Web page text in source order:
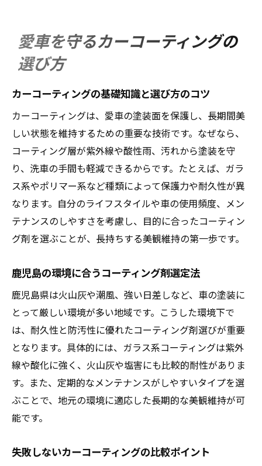
手洗い洗車とカーコーティングの最適な関
係
法
塗料の違いで変わる輝きと耐久性
塗料の種類ごとのカーコーティング効果解
説
耐久性に差が出る塗料選びの重要ポイント
輝きを長く保つための塗料比較と選択法
プロが教える塗料とコーティングの相性
カーコーティングに適した塗料の見極め方
択
鹿児島県の気候に強いコーティング術
鹿児島の気候に適したカーコーティング対
策
雨と火山灰に強いコーティング選びの知恵
熱や紫外線に負けない塗料と保護方法
地元の専門店でできる最適な施工プラン
洗車頻度に適応したコーティングメンテナ
愛車を守るカーコーティングの
選び方
カーコーティングの基礎知識と選び方のコツ
カーコーティングは、愛車の塗装面を保護し、長期間美
しい状態を維持するための重要な技術です。なぜなら、
コーティング層が紫外線や酸性雨、汚れから塗装を守
り、洗車の手間も軽減できるからです。たとえば、ガラ
ス系やポリマー系など種類によって保護力や耐久性が異
なります。自分のライフスタイルや車の使用頻度、メン
テナンスのしやすさを考慮し、目的に合ったコーティン
グ剤を選ぶことが、長持ちする美観維持の第一歩です。
鹿児島の環境に合うコーティング剤選定法
鹿児島県は火山灰や潮風、強い日差しなど、車の塗装に
とって厳しい環境が多い地域です。こうした環境下で
は、耐久性と防汚性に優れたコーティング剤選びが重要
となります。具体的には、ガラス系コーティングは紫外
線や酸化に強く、火山灰や塩害にも比較的耐性がありま
す。また、定期的なメンテナンスがしやすいタイプを選
ぶことで、地元の環境に適応した長期的な美観維持が可
能です。
失敗しないカーコーティングの比較ポイント